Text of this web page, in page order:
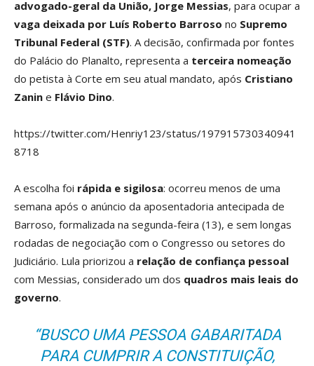
advogado-geral da União, Jorge Messias, para ocupar a
vaga deixada por Luís Roberto Barroso no Supremo
Tribunal Federal (STF). A decisão, confirmada por fontes
do Palácio do Planalto, representa a terceira nomeação
do petista à Corte em seu atual mandato, após Cristiano
Zanin e Flávio Dino.
https://twitter.com/Henriy123/status/197915730340941
8718
A escolha foi rápida e sigilosa: ocorreu menos de uma
semana após o anúncio da aposentadoria antecipada de
Barroso, formalizada na segunda-feira (13), e sem longas
rodadas de negociação com o Congresso ou setores do
Judiciário. Lula priorizou a relação de confiança pessoal
com Messias, considerado um dos quadros mais leais do
governo.
“BUSCO UMA PESSOA GABARITADA
PARA CUMPRIR A CONSTITUIÇÃO,